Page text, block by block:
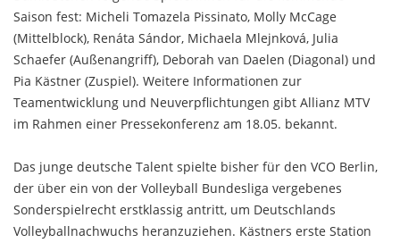
Saison fest: Micheli Tomazela Pissinato, Molly McCage
(Mittelblock), Renáta Sándor, Michaela Mlejnková, Julia
Schaefer (Außenangriff), Deborah van Daelen (Diagonal) und
Pia Kästner (Zuspiel). Weitere Informationen zur
Teamentwicklung und Neuverpflichtungen gibt Allianz MTV
im Rahmen einer Pressekonferenz am 18.05. bekannt.
Das junge deutsche Talent spielte bisher für den VCO Berlin,
der über ein von der Volleyball Bundesliga vergebenes
Sonderspielrecht erstklassig antritt, um Deutschlands
Volleyballnachwuchs heranzuziehen. Kästners erste Station